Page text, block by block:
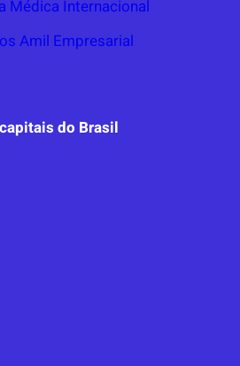
Médica Internacional
Amil Empresarial
do Brasil